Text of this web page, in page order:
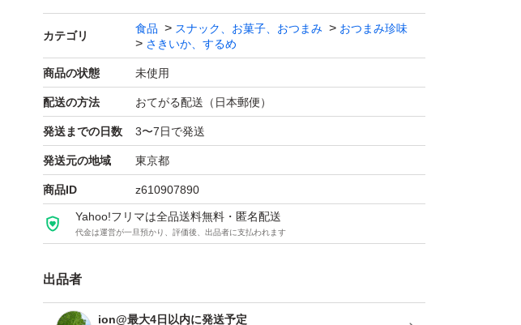
＊イカと食塩だけで作った完全無添加のあたりめ
＊酒の肴だけでなく、炊き込みご飯や煮物などにもおすすめ
【発送について】
クラフト封筒、宅配ビニール袋、クッション封筒などに商品をそ
のまま入れて発送予定です。
【価格について】
単品での値下げ交渉には応じません。
1袋→1,364円
カテゴリ
食品 スナック、お菓子、おつまみ
おつまみ珍味
さきいか、するめ
商品の状態 未使用
配送の方法 おてがる配送（日本郵便）
発送までの日数 3〜7日で発送
発送元の地域 東京都
商品ID z610907890
Yahoo!フリマは全品送料無料・匿名配送
代金は運営が一旦預かり、評価後、出品者に支払われます
出品者
ion@最大4日以内に発送予定